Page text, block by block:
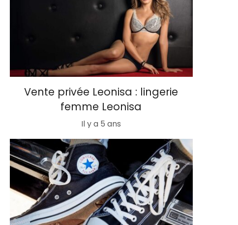
Vente privée Leonisa : lingerie
femme Leonisa
Il y a 5 ans